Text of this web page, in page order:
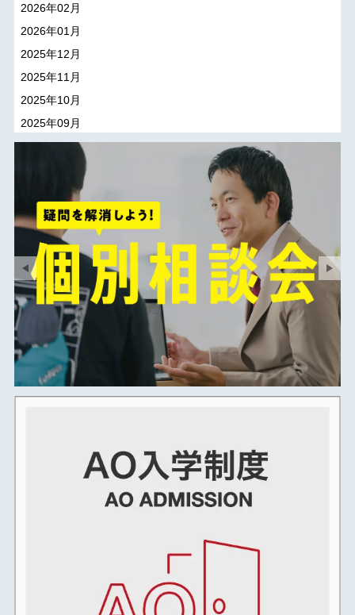
2026年02月
2026年01月
2025年12月
2025年11月
2025年10月
2025年09月
2025年08月
2025年06月
2025年05月
2025年04月
2025年03月
2025年02月
2025年01月
2024年12月
2024年11月
2024年10月
2024年09月